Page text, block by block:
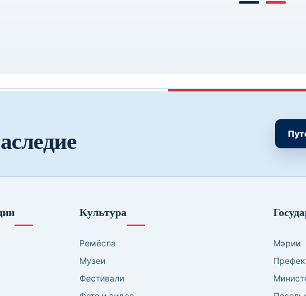
Культура
Ремёсла
Музеи
Фестивали
Мэрии